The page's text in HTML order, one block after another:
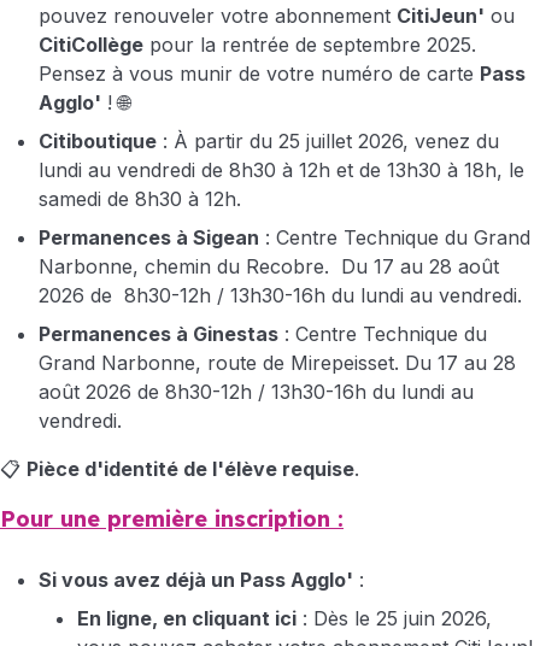
pouvez renouveler votre abonnement CitiJeun' ou
CitiCollège pour la rentrée de septembre 2025.
Pensez à vous munir de votre numéro de carte Pass
Agglo' ! 🌐
Citiboutique : À partir du 25 juillet 2026, venez du
lundi au vendredi de 8h30 à 12h et de 13h30 à 18h, le
samedi de 8h30 à 12h.
Permanences à Sigean : Centre Technique du Grand
Narbonne, chemin du Recobre. Du 17 au 28 août
2026 de 8h30-12h / 13h30-16h du lundi au vendredi.
Permanences à Ginestas : Centre Technique du
Grand Narbonne, route de Mirepeisset. Du 17 au 28
août 2026 de 8h30-12h / 13h30-16h du lundi au
vendredi.
📋 Pièce d'identité de l'élève requise.
Pour une première inscription :
Si vous avez déjà un Pass Agglo' :
En ligne, en cliquant ici : Dès le 25 juin 2026,